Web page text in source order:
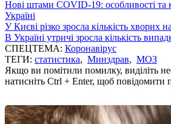
Нові штами COVID-19: особливості та
Україні
У Києві різко зросла кількість хворих
В Україні утричі зросла кількість
СПЕЦТЕМА: Коронавірус
ТЕГИ: статистика, Минздрав, МОЗ
Якщо ви помітили помилку, виділіть
натисніть Ctrl + Enter, щоб повідомити